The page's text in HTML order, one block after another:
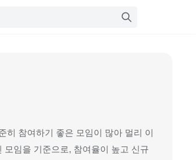
히 참여하기 좋은 모임이 많아 멀리 이
임을 기준으로, 참여율이 높고 신규